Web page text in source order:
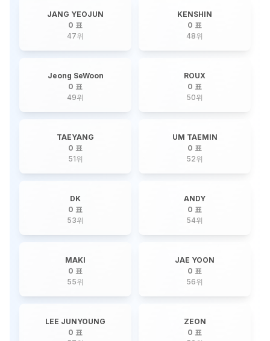
JANG YEOJUN
0 표
47위
KENSHIN
0 표
48위
Jeong SeWoon
0 표
49위
ROUX
0 표
50위
TAEYANG
0 표
51위
UM TAEMIN
0 표
52위
DK
0 표
53위
ANDY
0 표
54위
MAKI
0 표
55위
JAE YOON
0 표
56위
LEE JUNYOUNG
0 표
ZEON
0 표